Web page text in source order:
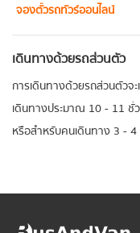
จองตั๋วรถทัวร์ออนไลน์
เดินทางด้วยรถส่วนตัว
การเดินทางด้วยรถส่วนตัวจะ
เดินทางประมาณ 10 - 11 ชั่
หรือสำหรับคนเดินทาง 3 -